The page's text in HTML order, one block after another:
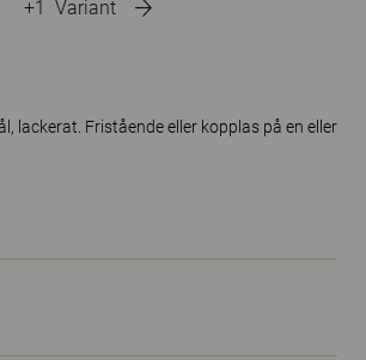
+1 Variant
lackerat. Fristående eller kopplas på en eller